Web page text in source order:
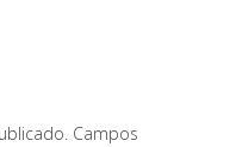
Campos